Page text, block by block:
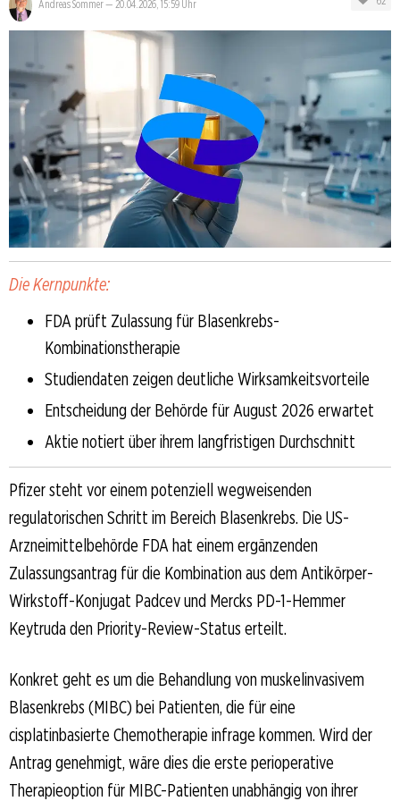
Andreas Sommer— 20.04.2026, 15:59 Uhr
Die Kernpunkte:
FDA prüft Zulassung für Blasenkrebs-
Kombinationstherapie
Studiendaten zeigen deutliche Wirksamkeitsvorteile
Entscheidung der Behörde für August 2026 erwartet
Aktie notiert über ihrem langfristigen Durchschnitt
Pfizer steht vor einem potenziell wegweisenden
regulatorischen Schritt im Bereich Blasenkrebs. Die US-
Arzneimittelbehörde FDA hat einem ergänzenden
Zulassungsantrag für die Kombination aus dem Antikörper-
Wirkstoff-Konjugat Padcev und Mercks PD-1-Hemmer
Keytruda den Priority-Review-Status erteilt.
Konkret geht es um die Behandlung von muskelinvasivem
Blasenkrebs (MIBC) bei Patienten, die für eine
cisplatinbasierte Chemotherapie infrage kommen. Wird der
Antrag genehmigt, wäre dies die erste perioperative
Therapieoption für MIBC-Patienten unabhängig von ihrer